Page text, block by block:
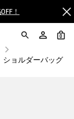
ト！
料
ト！
0
ショルダーバッグ